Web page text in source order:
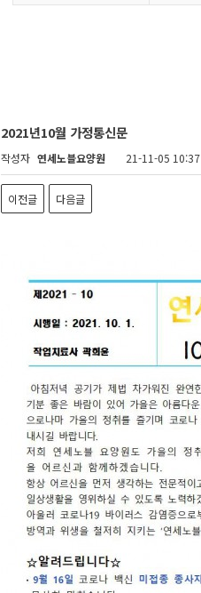
2021년10월 가정통신문
작성자 연세노블요양원 21-11-05 10:37
이전글 다음글